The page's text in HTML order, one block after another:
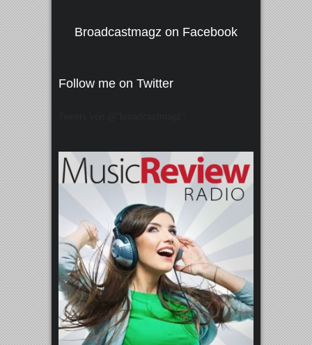
Broadcastmagz on Facebook
Follow me on Twitter